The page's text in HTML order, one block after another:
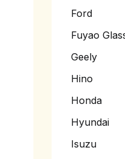
Ford
Fuyao
Geely
Hino
Honda
Hyundai
Isuzu